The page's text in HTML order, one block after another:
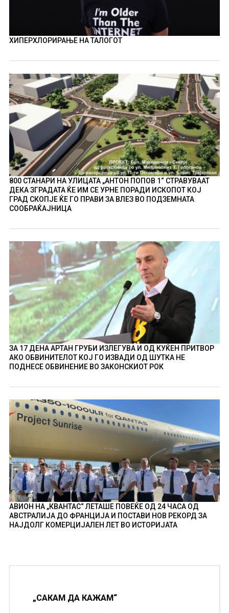
ХИПЕРХЛОРИРАЊЕ НА ТАЛОГОТ
800 СТАНАРИ НА УЛИЦАТА „АНТОН ПОПОВ 1“ СТРАВУВААТ
ДЕКА ЗГРАДАТА ЌЕ ИМ СЕ УРНЕ ПОРАДИ ИСКОПОТ КОЈ
ГРАД СКОПЈЕ ЌЕ ГО ПРАВИ ЗА ВЛЕЗ ВО ПОДЗЕМНАТА
СООБРАЌАЈНИЦА
ЗА 17 ДЕНА АРТАН ГРУБИ ИЗЛЕГУВА И ОД КУЌЕН ПРИТВОР
АКО ОБВИНИТЕЛОТ КОЈ ГО ИЗВАДИ ОД ШУТКА НЕ
ПОДНЕСЕ ОБВИНЕНИЕ ВО ЗАКОНСКИОТ РОК
АВИОН НА „КВАНТАС“ ЛЕТАШЕ ПОВЕЌЕ ОД 24 ЧАСА ОД
АВСТРАЛИЈА ДО ФРАНЦИЈА И ПОСТАВИ НОВ РЕКОРД ЗА
НАЈДОЛГ КОМЕРЦИЈАЛЕН ЛЕТ ВО ИСТОРИЈАТА
„САКАМ ДА КАЖАМ“